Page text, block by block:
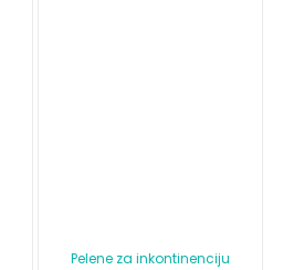
Pelene za inkontinenciju